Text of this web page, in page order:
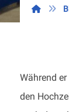
Während
den